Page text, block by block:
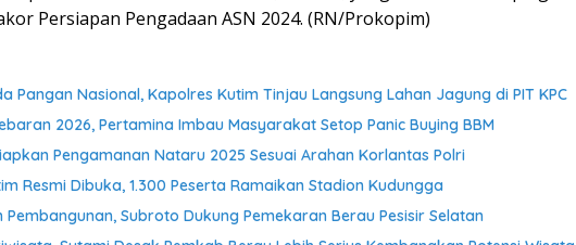
Persiapan Pengadaan ASN 2024. (RN/Prokopim)
Pangan Nasional, Kapolres Kutim Tinjau Langsung Lahan Jagung di PIT KPC
2026, Pertamina Imbau Masyarakat Setop Panic Buying BBM
Pengamanan Nataru 2025 Sesuai Arahan Korlantas Polri
Resmi Dibuka, 1.300 Peserta Ramaikan Stadion Kudungga
Subroto Dukung Pemekaran Berau Pesisir Selatan